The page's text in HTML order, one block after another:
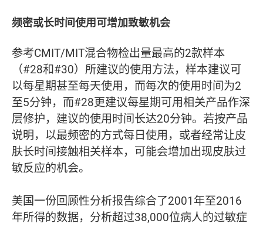
频密或长时间使用可增加致敏机会
参考CMIT/MIT混合物检出量最高的2款样本
（#28和#30）所建议的使用方法，样本建议可
以每星期甚至每天使用，而每次的使用时间为2
至5分钟，而#28更建议每星期可用相关产品作深
层修护，建议的使用时间长达20分钟。若按产品
说明，以最频密的方式每日使用，或者经常让皮
肤长时间接触相关样本，可能会增加出现皮肤过
敏反应的机会。
美国一份回顾性分析报告综合了2001年至2016
年所得的数据，分析超过38,000位病人的过敏症